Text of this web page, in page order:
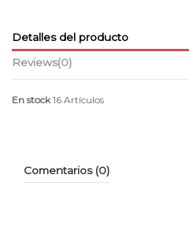
Detalles del producto
Reviews(0)
En stock 16 Artículos
Comentarios (0)